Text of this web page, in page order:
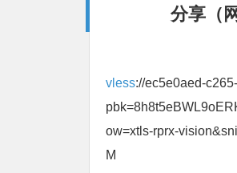
分享（
vless://ec5e0aed-
ow=xtls-rprx-
M